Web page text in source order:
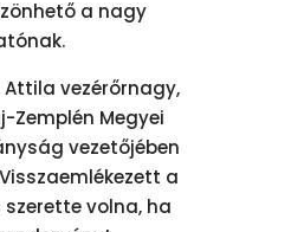
a nagy
Attila vezérőrnagy,
Zemplén Megyei
vezetőjében
a
szerette volna, ha